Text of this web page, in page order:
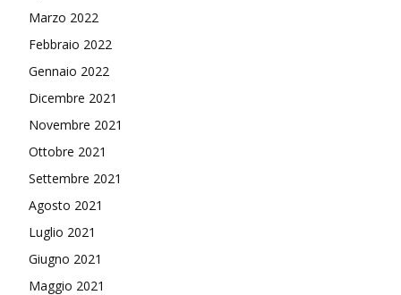
Marzo 2022
Febbraio 2022
Gennaio 2022
Dicembre 2021
Novembre 2021
Ottobre 2021
Settembre 2021
Agosto 2021
Luglio 2021
Giugno 2021
Maggio 2021